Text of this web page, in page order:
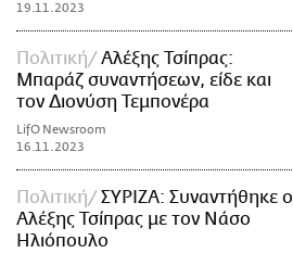
19.11.2023
Πολιτική
Αλέξης Τσίπρας:
Μπαράζ συναντήσεων, είδε και
τον Διονύση Τεμπονέρα
LifO Newsroom
16.11.2023
Πολιτική
ΣΥΡΙΖΑ: Συναντήθηκε ο
Αλέξης Τσίπρας με τον Νάσο
Ηλιόπουλο